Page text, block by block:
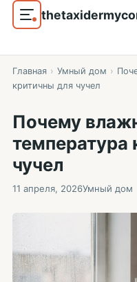
Главная › Умный дом ›
критичны для чучел
Почему
температура
чучел
11 апреля, 2026Умный дом